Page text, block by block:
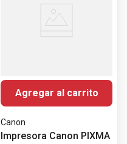
Agregar al carrito
Canon
Impresora Canon PIXMA